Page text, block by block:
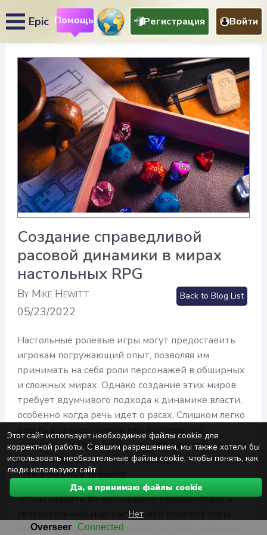
Epic Помощь! Регистрация Войти
Создание справедливой
расовой динамики в мирах
настольных RPG
By Mike Hewitt
05/23/2022
Back to Blog List
Настольные ролевые игры могут предоставить
игрокам погружающий опыт, позволяя им
принимать на себя роли персонажей в обширных
и сложных мирах. Однако создание этих миров
требует вдумчивого подхода к динамике власти,
особенно когда речь идет о расах. Слишком легко
впасть в стереотипные или проблемные
изображения различных рас, что может привести
к исключению или маргинализации
определенных игроков.
Чтобы создать по-настоящему инклюзивный и
увлекательный мир настольной ролевой игры,
важно создать справедливую расовую динамику.
Этот сайт использует необходимые файлы cookie для
корректной работы. С вашим разрешением, мы также хотели бы
использовать необязательные файлы cookie, чтобы понять, как
люди используют сайт.
Да, я принимаю файлы cookie
Нет